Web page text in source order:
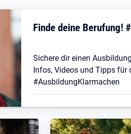
Finde deine Berufung!
Sichere dir einen
Infos, Videos und Tipps für
#AusbildungKlarmachen